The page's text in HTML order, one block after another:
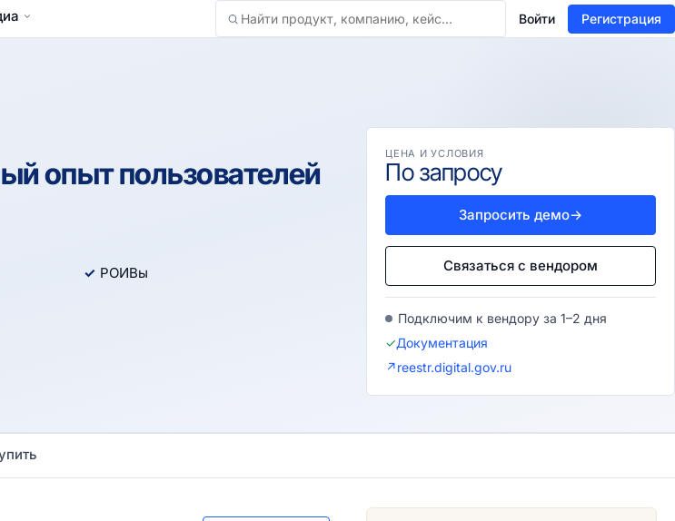
Найти Войти Регистрация
опыт пользователей
РОИВы
ЦЕНА И УСЛОВИЯ
По запросу
Запросить демо→
Связаться с вендором
Подключим к вендору за 1–2 дня
✓Документация
↗reestr.digital.gov.ru